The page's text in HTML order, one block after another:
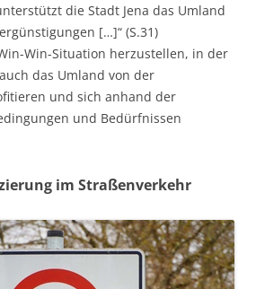
die Stadt Jena das Umland
[…]“ (S.31)
Win-Situation herzustellen, in der
das Umland von der
und sich anhand der
und Bedürfnissen
im Straßenverkehr